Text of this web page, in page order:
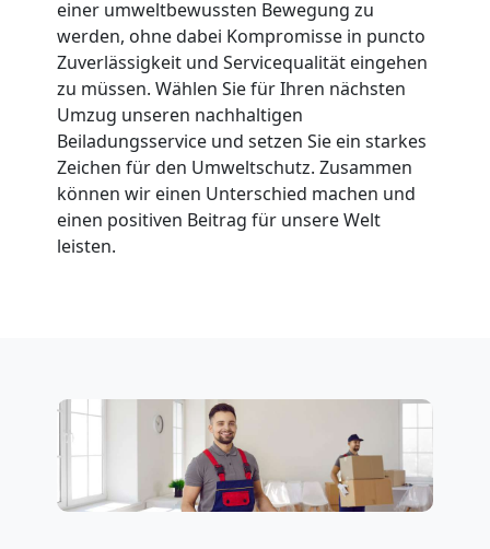
einer umweltbewussten Bewegung zu
werden, ohne dabei Kompromisse in puncto
Zuverlässigkeit und Servicequalität eingehen
zu müssen. Wählen Sie für Ihren nächsten
Umzug unseren nachhaltigen
Beiladungsservice und setzen Sie ein starkes
Zeichen für den Umweltschutz. Zusammen
können wir einen Unterschied machen und
einen positiven Beitrag für unsere Welt
leisten.
Feldkirch
Fernumzug
Feldkirch
Feldkirch
Büroumzug
Feldkirch